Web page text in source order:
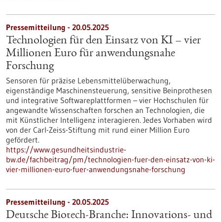
Pressemitteilung - 20.05.2025
Technologien für den Einsatz von KI – vier
Millionen Euro für anwendungsnahe
Forschung
Sensoren für präzise Lebensmittelüberwachung,
eigenständige Maschinensteuerung, sensitive Beinprothesen
und integrative Softwareplattformen – vier Hochschulen für
angewandte Wissenschaften forschen an Technologien, die
mit Künstlicher Intelligenz interagieren. Jedes Vorhaben wird
von der Carl-Zeiss-Stiftung mit rund einer Million Euro
gefördert.
https://www.gesundheitsindustrie-
bw.de/fachbeitrag/pm/technologien-fuer-den-einsatz-von-ki-
vier-millionen-euro-fuer-anwendungsnahe-forschung
Pressemitteilung - 20.05.2025
Deutsche Biotech-Branche: Innovations- und